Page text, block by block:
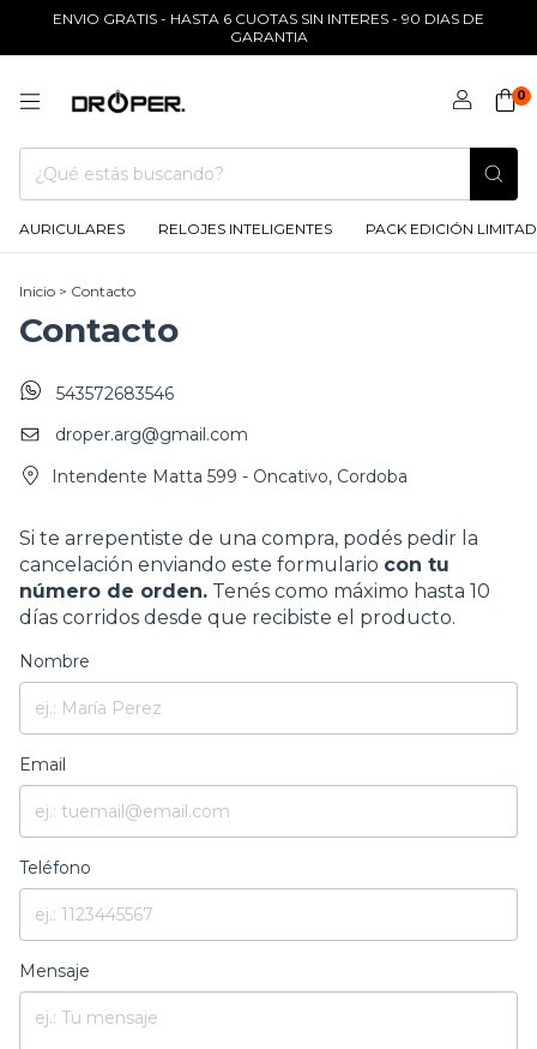
ENVIO GRATIS - HASTA 6 CUOTAS SIN INTERES - 90 DIAS DE
GARANTIA
0
AURICULARES RELOJES INTELIGENTES PACK EDICIÓN
Inicio > Contacto
Contacto
543572683546
droper.arg@gmail.com
Intendente Matta 599 - Oncativo, Cordoba
Si te arrepentiste de una compra, podés pedir la
cancelación enviando este formulario con tu
número de orden. Tenés como máximo hasta 10
días corridos desde que recibiste el producto.
Nombre
Email
Teléfono
Mensaje